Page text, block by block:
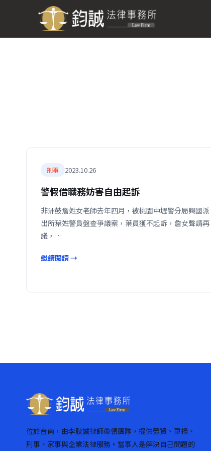
刑事 2023.10.26
警假借職務妨害自由起訴
非洲鼓詹姓女老師去年四月，被桃園中壢警分局興國派
出所葉姓警員盤查爭議案，葉員獲不起訴，詹女聲請再
議，…
繼續閱讀 →
位於台南，由李耿誠律師帶領團隊，提供勞資、車禍、
刑事、家事與企業法律服務。當事人是解決自己問題的